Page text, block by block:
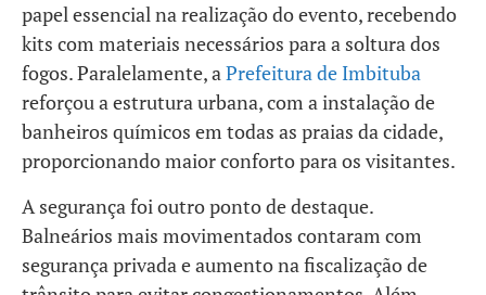
papel essencial na realização do evento, recebendo
kits com materiais necessários para a soltura dos
fogos. Paralelamente, aPrefeitura de Imbituba
reforçou a estrutura urbana, com a instalação de
banheiros químicos em todas as praias da cidade,
proporcionando maior conforto para os visitantes.
A segurança foi outro ponto de destaque.
Balneários mais movimentados contaram com
segurança privada e aumento na fiscalização de